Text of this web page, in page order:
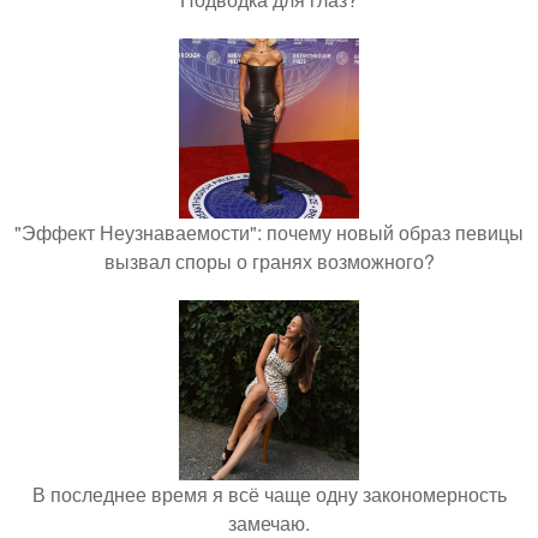
"Эффект Неузнаваемости": почему новый образ певицы
вызвал споры о гранях возможного?
В последнее время я всё чаще одну закономерность
замечаю.